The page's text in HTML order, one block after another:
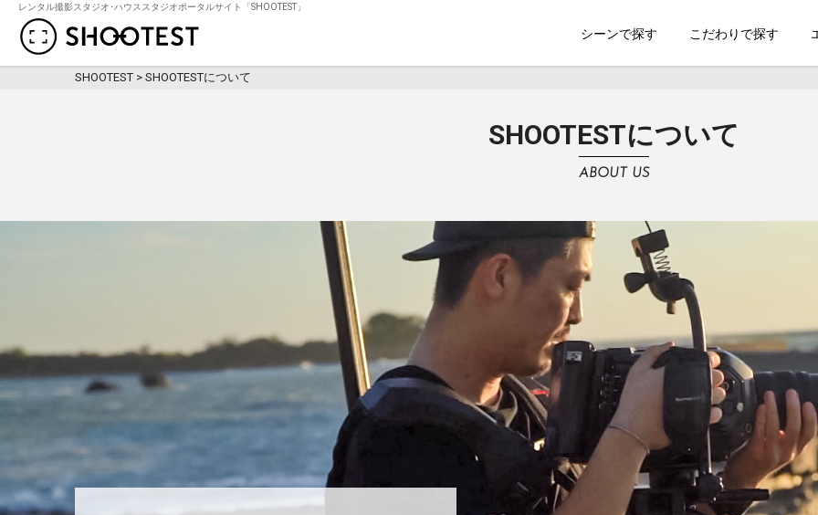
レンタル撮影スタジオ･ハウススタジオポータルサイト「SHOOTEST」
シーンで探す こだわりで探す
SHOOTEST > SHOOTESTについて
SHOOTESTについて
ABOUT US